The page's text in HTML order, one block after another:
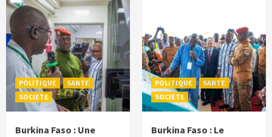
POLITIQUE
SANTE
SOCIETE
Burkina Faso : Une
POLITIQUE
SANTE
SOCIETE
Burkina Faso : Le